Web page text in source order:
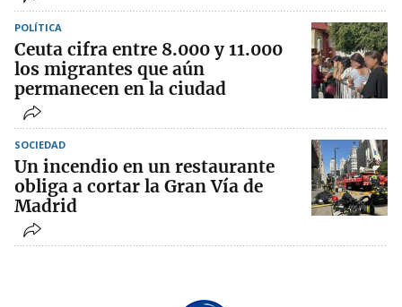
POLÍTICA
Ceuta cifra entre 8.000 y 11.000
los migrantes que aún
permanecen en la ciudad
SOCIEDAD
Un incendio en un restaurante
obliga a cortar la Gran Vía de
Madrid